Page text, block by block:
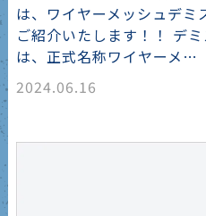
は、ワイヤーメッシュデミ
ご紹介いたします！！ デ
は、正式名称ワイヤーメ…
2024.06.16